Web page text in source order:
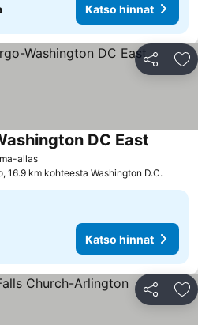
Katso hinnat
Jaa
allasKatso hinnat
DC East
16.9 km kohteesta Washington D.C.
Katso hinnat
Jaa